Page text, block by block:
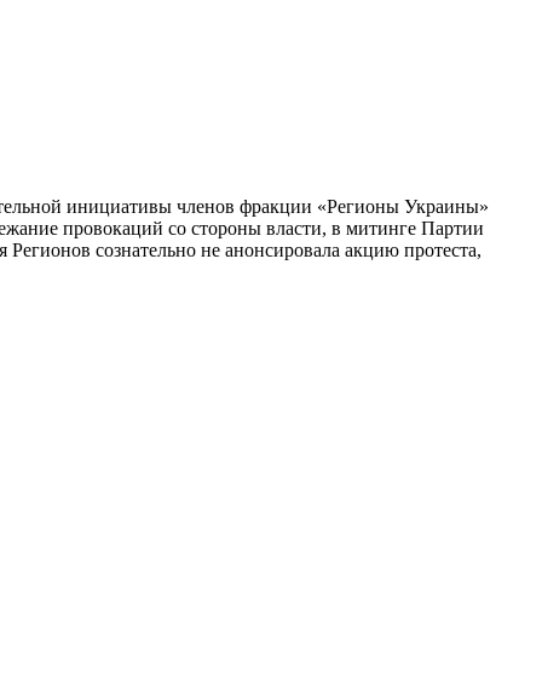
инициативы членов фракции «Регионы Украины»
провокаций со стороны власти, в митинге Партии
сознательно не анонсировала акцию протеста,